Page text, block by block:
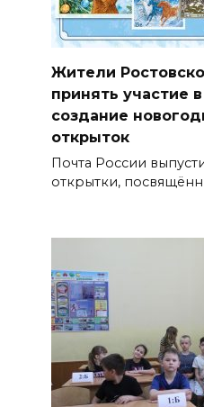
Жители
принять участие
создание
открыток
Почта России
открытки,